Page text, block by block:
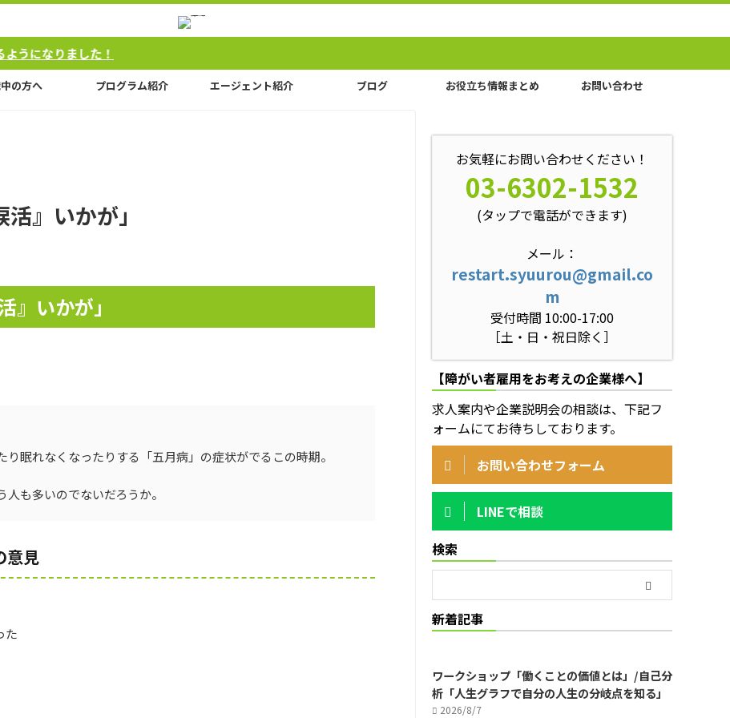
ました！
の方へ プログラム紹介 エージェント紹介 ブログ お役立ち情報まとめ お問い合わせ
』いかが」
』いかが」
眠れなくなったりする「五月病」の症状がでるこの時期。
も多いのでないだろうか。
意見
た
お気軽にお問い合わせください！
03-6302-1532
(タップで電話ができます)
メール：
restart.syuurou@gmail.co
m
受付時間 10:00-17:00
［土・日・祝日除く］
【障がい者雇用をお考えの企業様へ】
求人案内や企業説明会の相談は、下記フ
ォームにてお待ちしております。
お問い合わせフォーム
LINEで相談
検索
新着記事
ワークショップ「働くことの価値とは」/自己分
析「人生グラフで自分の人生の分岐点を知る」
2026/8/7